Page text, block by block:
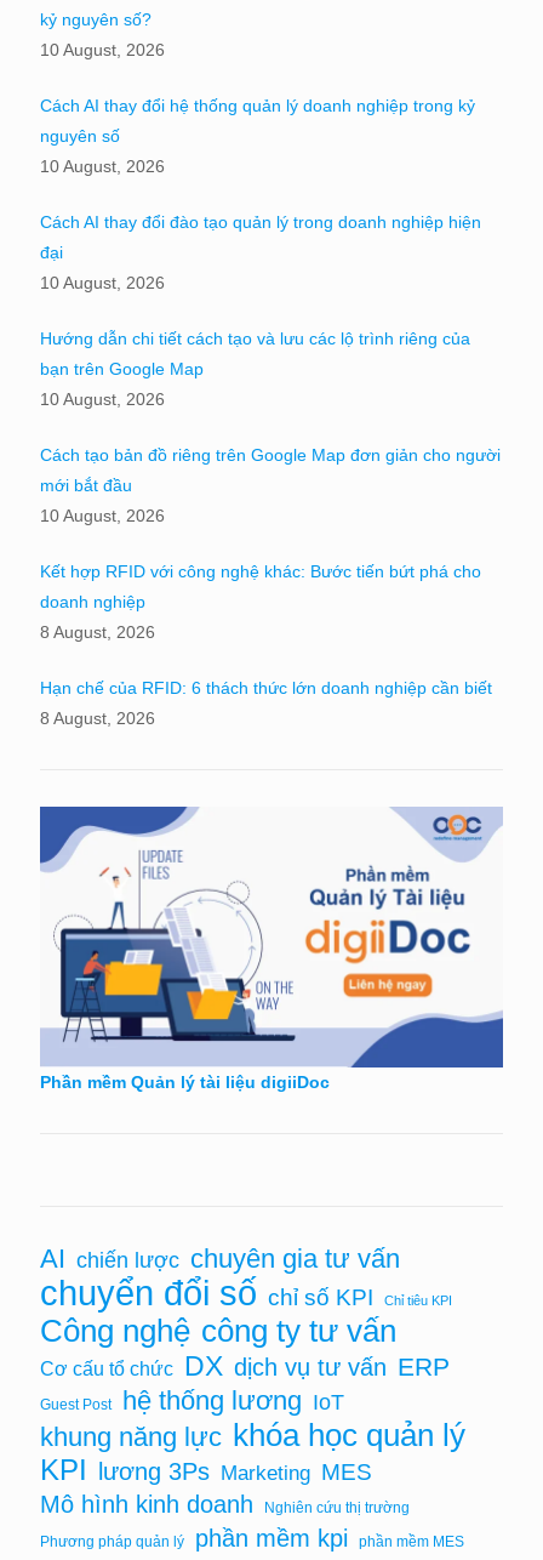
kỷ nguyên số?
10 August, 2026
Cách AI thay đổi hệ thống quản lý doanh nghiệp trong kỷ
nguyên số
10 August, 2026
Cách AI thay đổi đào tạo quản lý trong doanh nghiệp hiện
đại
10 August, 2026
Hướng dẫn chi tiết cách tạo và lưu các lộ trình riêng của
bạn trên Google Map
10 August, 2026
Cách tạo bản đồ riêng trên Google Map đơn giản cho người
mới bắt đầu
10 August, 2026
Kết hợp RFID với công nghệ khác: Bước tiến bứt phá cho
doanh nghiệp
8 August, 2026
Hạn chế của RFID: 6 thách thức lớn doanh nghiệp cần biết
8 August, 2026
Phần mềm Quản lý tài liệu digiiDoc
AI chiến lược chuyên gia tư vấn
chuyển đổi số chỉ số KPI Chỉ tiêu KPI
Công nghệ công ty tư vấn
Cơ cấu tổ chức DX dịch vụ tư vấn ERP
Guest Post hệ thống lương IoT
khung năng lực khóa học quản lý
KPI lương 3Ps Marketing MES
Mô hình kinh doanh
Nghiên cứu thị trường
Phương pháp quản lý
phần mềm kpi phần mềm MES